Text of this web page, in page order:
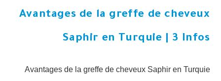
Avantages de la greffe de cheveux
Saphir en Turquie | 3 Infos
Avantages de la greffe de cheveux Saphir en Turquie